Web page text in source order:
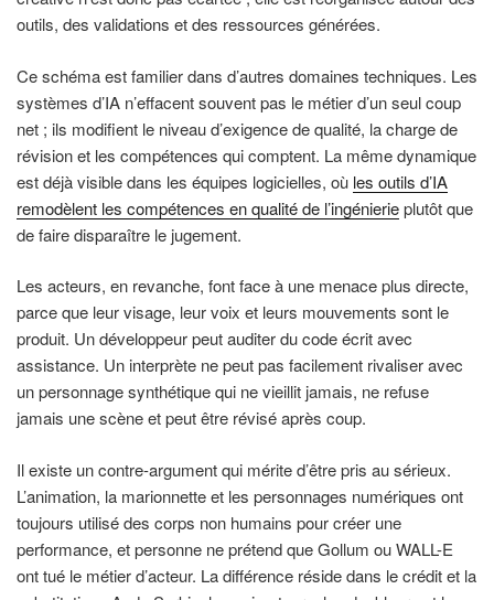
outils, des validations et des ressources générées.
Ce schéma est familier dans d’autres domaines techniques. Les
systèmes d’IA n’effacent souvent pas le métier d’un seul coup
net ; ils modifient le niveau d’exigence de qualité, la charge de
révision et les compétences qui comptent. La même dynamique
est déjà visible dans les équipes logicielles, où les outils d’IA
remodèlent les compétences en qualité de l’ingénierieplutôt que
de faire disparaître le jugement.
Les acteurs, en revanche, font face à une menace plus directe,
parce que leur visage, leur voix et leurs mouvements sont le
produit. Un développeur peut auditer du code écrit avec
assistance. Un interprète ne peut pas facilement rivaliser avec
un personnage synthétique qui ne vieillit jamais, ne refuse
jamais une scène et peut être révisé après coup.
Il existe un contre-argument qui mérite d’être pris au sérieux.
L’animation, la marionnette et les personnages numériques ont
toujours utilisé des corps non humains pour créer une
performance, et personne ne prétend que Gollum ou WALL-E
ont tué le métier d’acteur. La différence réside dans le crédit et la